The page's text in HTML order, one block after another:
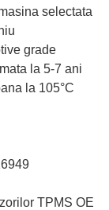
selectata
grade
la 5-7 ani
la 105°C
TPMS OE